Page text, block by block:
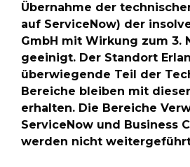
Übernahme der
auf ServiceNow) der
GmbH mit Wirkung zum 3.
geeinigt. Der Standort
überwiegende Teil der
Bereiche bleiben mit
erhalten. Die Bereiche
ServiceNow und Business
werden nicht